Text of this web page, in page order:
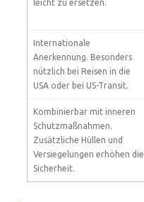
leicht zu ersetzen.
Internationale
Anerkennung. Besonders
nützlich bei Reisen in die
USA oder bei US-Transit.
Kombinierbar mit inneren
Schutzmaßnahmen.
Zusätzliche Hüllen und
Versiegelungen erhöhen die
Sicherheit.